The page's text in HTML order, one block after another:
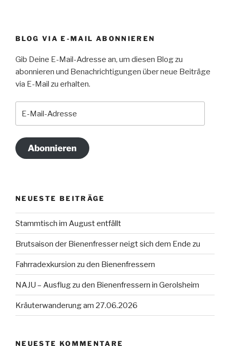
BLOG VIA E-MAIL ABONNIEREN
Gib Deine E-Mail-Adresse an, um diesen Blog zu
abonnieren und Benachrichtigungen über neue Beiträge
via E-Mail zu erhalten.
Mail-
Abonnieren
NEUESTE BEITRÄGE
Stammtisch im August entfällt
Brutsaison der Bienenfresser neigt sich dem Ende zu
Fahrradexkursion zu den Bienenfressern
NAJU – Ausflug zu den Bienenfressern in Gerolsheim
Kräuterwanderung am 27.06.2026
NEUESTE KOMMENTARE